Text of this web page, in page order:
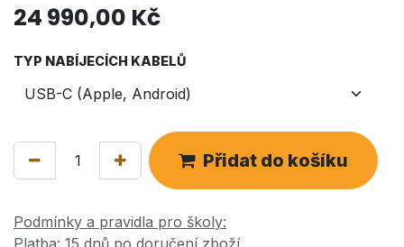
24 990,00 Kč
TYP NABÍJECÍCH KABELŮ
Přidat do košíku
Podmínky a pravidla pro školy:
Platba: 15 dnů po doručení zboží